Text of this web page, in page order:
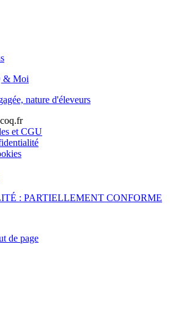
et CGU
: PARTIELLEMENT CONFORME
de page